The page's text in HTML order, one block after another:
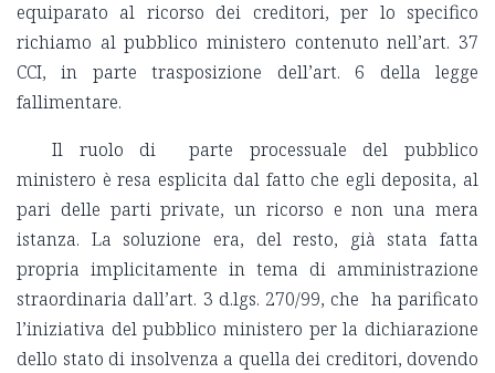
equiparato al ricorso dei creditori, per lo specifico
richiamo al pubblico ministero contenuto nell’art. 37
CCI, in parte trasposizione dell’art. 6 della legge
fallimentare.
Il ruolo di parte processuale del pubblico
ministero è resa esplicita dal fatto che egli deposita, al
pari delle parti private, un ricorso e non una mera
istanza. La soluzione era, del resto, già stata fatta
propria implicitamente in tema di amministrazione
straordinaria dall’art. 3 d.lgs. 270/99, che ha parificato
l’iniziativa del pubblico ministero per la dichiarazione
dello stato di insolvenza a quella dei creditori, dovendo